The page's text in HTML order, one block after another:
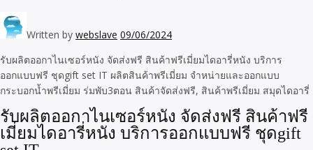
Written by webslave 09/06/2024
รับผลิตออกาไนเซอร์หนัง จัดส่งฟรี สินค้าฟรีเมี่ยมไดอารี่หนัง บริการ
ออกแบบฟรี ชุดgift set IT ผลิตสินค้าพรีเมี่ยม จำหน่ายและออกแบบ
กระบอกน้ำพรีเมี่ยม ร่มพับ3ตอน สินค้าจัดส่งฟรี, สินค้าพรีเมี่ยม สมุดไดอารี่
รับผลิตออกาไนเซอร์หนัง จัดส่งฟรี สินค้าฟรี
เมี่ยมไดอารี่หนัง บริการออกแบบฟรี ชุดgift